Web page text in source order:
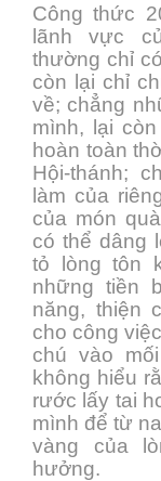
Công thức
lãnh vực
thường chỉ
còn lại chỉ
về; chẳng
mình, lại
hoàn toàn
Hội-thánh;
làm của
của món
có thể dâng
tỏ lòng tôn
những tiền
năng, thiện
cho công
chú vào
không hiểu
rước lấy tai
mình để từ
vàng của
hưởng.